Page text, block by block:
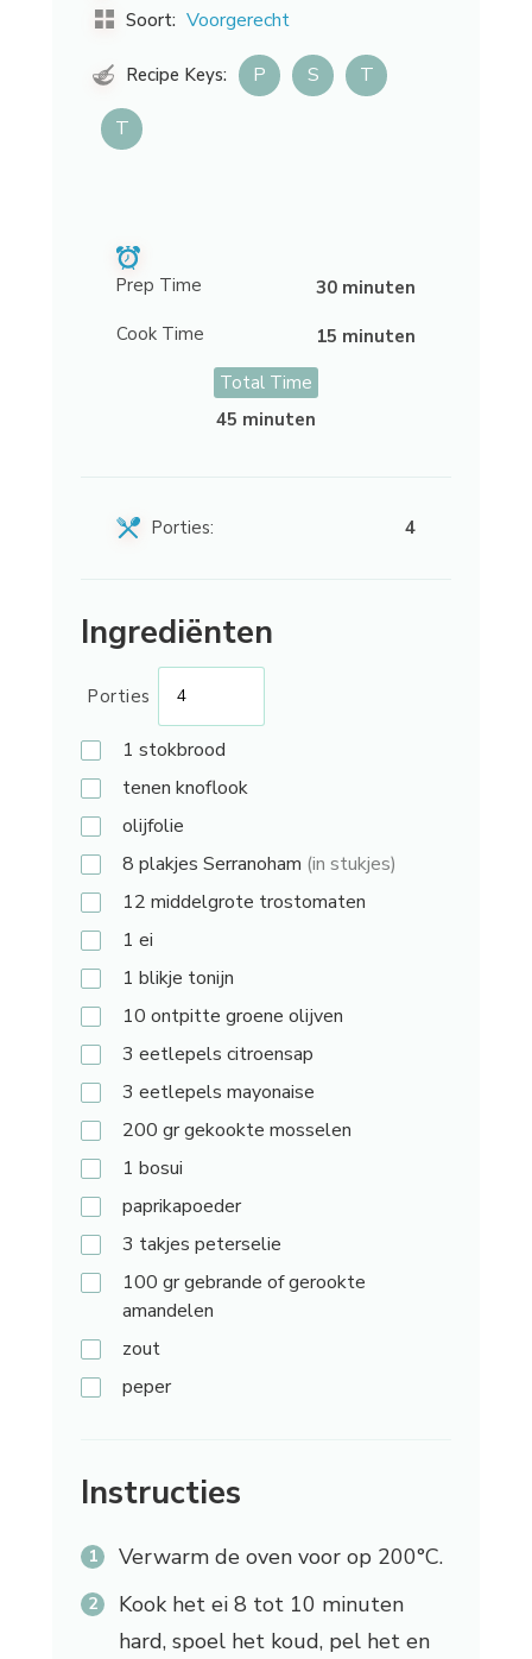
Soort: Voorgerecht
Recipe Keys: P S T
T
Prep Time
30 minuten
Cook Time
15 minuten
Total Time
45 minuten
Porties: 4
Ingrediënten
Porties
1 stokbrood
tenen knoflook
olijfolie
8 plakjes Serranoham (in stukjes)
12 middelgrote trostomaten
1 ei
1 blikje tonijn
10 ontpitte groene olijven
3 eetlepels citroensap
3 eetlepels mayonaise
200 grgekookte mosselen
1 bosui
paprikapoeder
3 takjes peterselie
100 grgebrande of gerookte
amandelen
zout
peper
Instructies
Verwarm de oven voor op 200°C.
Kook het ei 8 tot 10 minuten
hard, spoel het koud, pel het en